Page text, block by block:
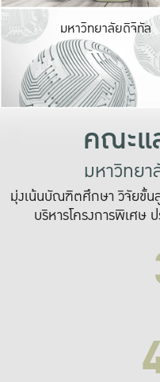
มหาวิทยาลัยดิจิทัล
คณะแ
มหาวิทย
มุ่งเน้นบัณฑิตศึกษา วิจัยขั้น
บริหารโครงการพิเศษ